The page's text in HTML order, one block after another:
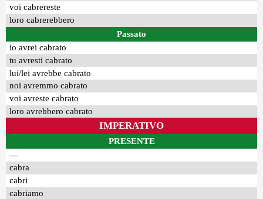
voi cabrereste
loro cabrerebbero
Passato
io avrei cabrato
tu avresti cabrato
lui/lei avrebbe cabrato
noi avremmo cabrato
voi avreste cabrato
loro avrebbero cabrato
IMPERATIVO
PRESENTE
—
cabra
cabri
cabriamo